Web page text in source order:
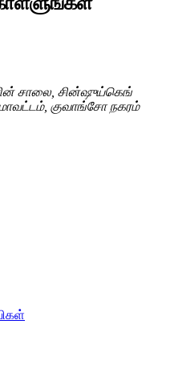
சாலை, சின்ஷுய்கெங்
மாவட்டம், குவாங்சோ நகரம்